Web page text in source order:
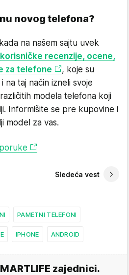
novog telefona?
na našem sajtu uvek
korisničke recenzije, ocene,
za telefone
, koje su
na taj način izneli svoje
modela telefona koji
Informišite se pre kupovine i
model za vas.
Sledeća vest
PAMETNI TELEFONI
IPHONE ANDROID
zajednici.